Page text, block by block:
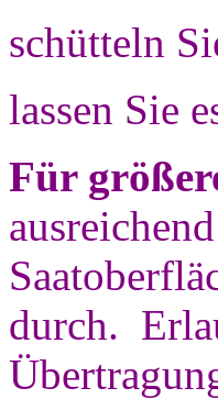
schütteln
lassen Sie
Für
ausreichend
durch.